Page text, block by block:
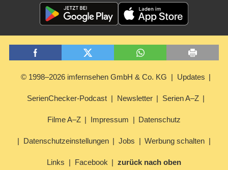
© 1998–2026 imfernsehen GmbH & Co. KG Updates
SerienChecker-Podcast Newsletter Serien A–Z
Filme A–Z Impressum Datenschutz
Datenschutzeinstellungen Jobs Werbung schalten
Links Facebook zurück nach oben